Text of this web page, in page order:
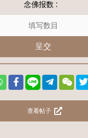
查看帖子
念佛报数 :
呈交